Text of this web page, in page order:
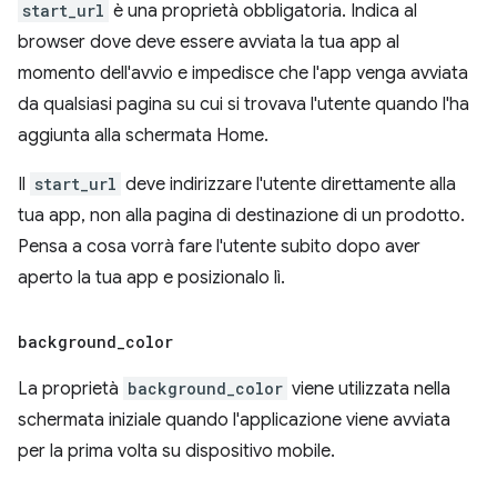
start_url è una proprietà obbligatoria. Indica al
browser dove deve essere avviata la tua app al
momento dell'avvio e impedisce che l'app venga avviata
da qualsiasi pagina su cui si trovava l'utente quando l'ha
aggiunta alla schermata Home.
Il start_url deve indirizzare l'utente direttamente alla
tua app, non alla pagina di destinazione di un prodotto.
Pensa a cosa vorrà fare l'utente subito dopo aver
aperto la tua app e posizionalo lì.
background_color
La proprietà background_color viene utilizzata nella
schermata iniziale quando l'applicazione viene avviata
per la prima volta su dispositivo mobile.